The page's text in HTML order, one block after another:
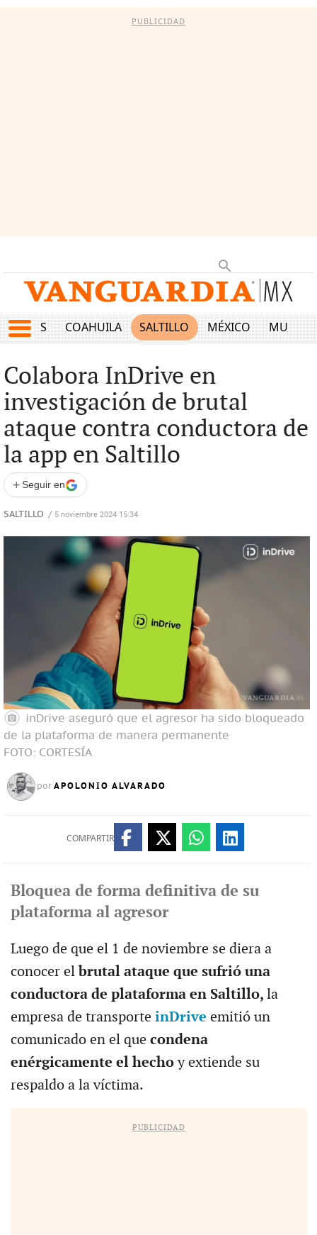
PUBLICIDAD
JUEGOS COAHUILA SALTILLO MÉXICO MUNDO
Colabora InDrive en
investigación de brutal
ataque contra conductora de
la app en Saltillo
+ Seguir en
SALTILLO / 5 noviembre 2024 15:34
inDrive aseguró que el agresor ha sido bloqueado
de la plataforma de manera permanente
FOTO: CORTESÍA
por APOLONIO ALVARADO
COMPARTIR
Bloquea de forma definitiva de su
plataforma al agresor
Luego de que el 1 de noviembre se diera a
conocer elbrutal ataque que sufrió una
conductora de plataforma en Saltillo, la
empresa de transporte inDrive emitió un
comunicado en el quecondena
enérgicamente el hechoy extiende su
respaldo a la víctima.
PUBLICIDAD